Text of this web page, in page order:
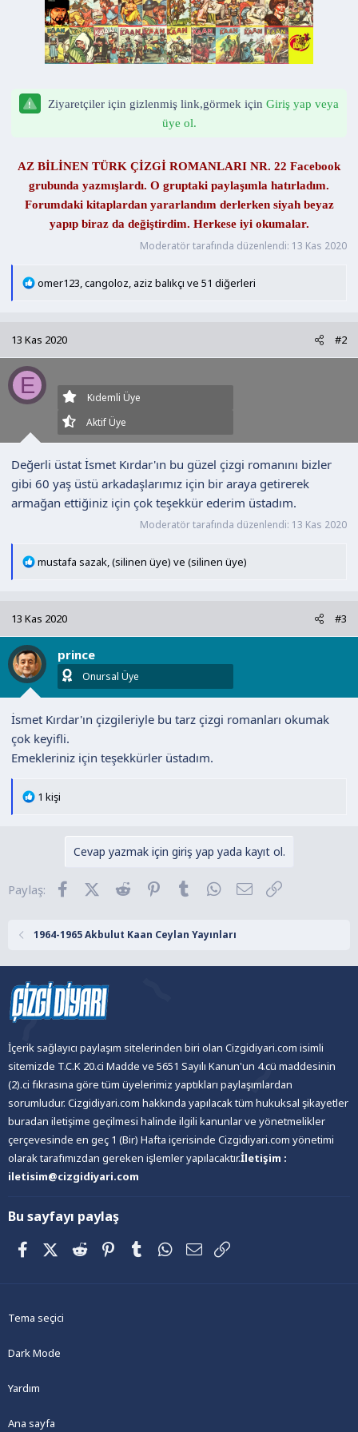
h
i
Ziyaretçiler için gizlenmiş link,görmek için Giriş yap veya
üye ol.
AZ BİLİNEN TÜRK ÇİZGİ ROMANLARI NR. 22 Facebook
grubunda yazmışlardı. O gruptaki paylaşımla hatırladım.
Forumdaki kitaplardan yararlandım derlerken siyah beyaz
yapıp biraz da değiştirdim. Herkese iyi okumalar.​
Moderatör tarafında düzenlendi: 13 Kas 2020
T
i
l
e
r
omer123,cangoloz, aziz balıkçı ve 51 diğerleri
13 Kas 2020 #2
E
Kıdemli Üye
Aktif Üye
Değerli üstat İsmet Kırdar'ın bu güzel çizgi romanını bizler
gibi 60 yaş üstü arkadaşlarımız için bir araya getirerek
armağan ettiğiniz için çok teşekkür ederim üstadım.
Moderatör tarafında düzenlendi: 13 Kas 2020
T
i
l
e
r
mustafa sazak,(silinen üye) ve (silinen üye)
13 Kas 2020 #3
prince
Onursal Üye
İsmet Kırdar'ın çizgileriyle bu tarz çizgi romanları okumak
çok keyifli.
Emekleriniz için teşekkürler üstadım.
T
e
1 kişi
Cevap yazmak için giriş yap yada kayıt ol.
Paylaş: FacebookX (Twitter)
Reddit Pinterest
Tumblr WhatsApp
E-posta
1964-1965 Akbulut Kaan Ceylan Yayınları
İçerik sağlayıcı paylaşım sitelerinden biri olan Cizgidiyari.com isimli
sitemizde T.C.K 20.ci Madde ve 5651 Sayılı Kanun'un 4.cü maddesinin
(2).ci fıkrasına göre tüm üyelerimiz yaptıkları paylaşımlardan
sorumludur. Cizgidiyari.com hakkında yapılacak tüm hukuksal şikayetler
buradan iletişime geçilmesi halinde ilgili kanunlar ve yönetmelikler
çerçevesinde en geç 1 (Bir) Hafta içerisinde Cizgidiyari.com yönetimi
olarak tarafımızdan gereken işlemler yapılacaktır.İletişim :
iletisim@cizgidiyari.com
Bu sayfayı paylaş
FacebookX (Twitter)
Reddit PinterestTumblrWhatsApp
E-posta
Tema seçici
Dark Mode
Yardım
Ana sayfa